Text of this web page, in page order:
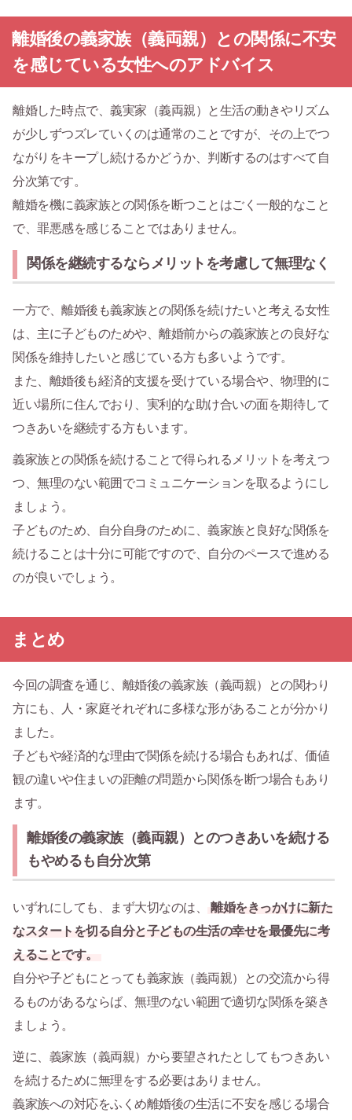
離婚後の義家族（義両親）との関係に不安
を感じている女性へのアドバイス
離婚した時点で、義実家（義両親）と生活の動きやリズム
が少しずつズレていくのは通常のことですが、その上でつ
ながりをキープし続けるかどうか、判断するのはすべて自
分次第です。
離婚を機に義家族との関係を断つことはごく一般的なこと
で、罪悪感を感じることではありません。
関係を継続するならメリットを考慮して無理なく
一方で、離婚後も義家族との関係を続けたいと考える女性
は、主に子どものためや、離婚前からの義家族との良好な
関係を維持したいと感じている方も多いようです。
また、離婚後も経済的支援を受けている場合や、物理的に
近い場所に住んでおり、実利的な助け合いの面を期待して
つきあいを継続する方もいます。
義家族との関係を続けることで得られるメリットを考えつ
つ、無理のない範囲でコミュニケーションを取るようにし
ましょう。
子どものため、自分自身のために、義家族と良好な関係を
続けることは十分に可能ですので、自分のペースで進める
のが良いでしょう。
まとめ
今回の調査を通じ、離婚後の義家族（義両親）との関わり
方にも、人・家庭それぞれに多様な形があることが分かり
ました。
子どもや経済的な理由で関係を続ける場合もあれば、価値
観の違いや住まいの距離の問題から関係を断つ場合もあり
ます。
離婚後の義家族（義両親）とのつきあいを続ける
もやめるも自分次第
いずれにしても、まず大切なのは、
離婚をきっかけに新た
なスタートを切る自分と子どもの生活の幸せを最優先に考
えることです。
自分や子どもにとっても義家族（義両親）との交流から得
るものがあるならば、無理のない範囲で適切な関係を築き
ましょう。
逆に、義家族（義両親）から要望されたとしてもつきあい
を続けるために無理をする必要はありません。
義家族への対応をふくめ離婚後の生活に不安を感じる場合